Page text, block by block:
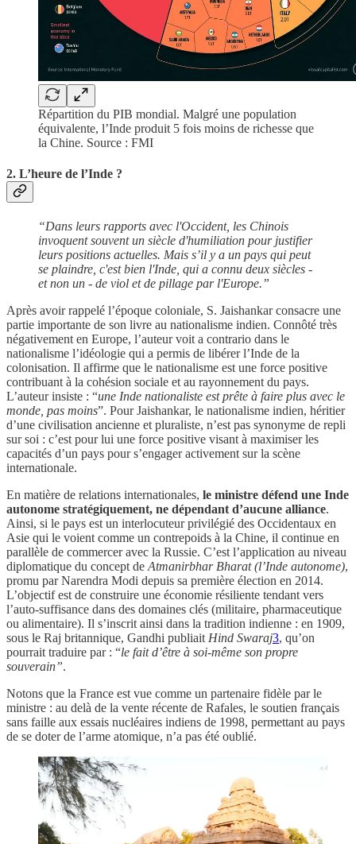
Répartition du PIB mondial. Malgré une population
équivalente, l’Inde produit 5 fois moins de richesse que
la Chine. Source : FMI
2. L’heure de l’Inde ?
“Dans leurs rapports avec l'Occident, les Chinois
invoquent souvent un siècle d'humiliation pour justifier
leurs positions actuelles. Mais s’il y a un pays qui peut
se plaindre, c'est bien l'Inde, qui a connu deux siècles -
et non un - de viol et de pillage par l'Europe.”
Après avoir rappelé l’époque coloniale, S. Jaishankar consacre une
partie importante de son livre au nationalisme indien. Connôté très
négativement en Europe, l’auteur voit a contrario dans le
nationalisme l’idéologie qui a permis de libérer l’Inde de la
colonisation. Il affirme que le nationalisme est une force positive
contribuant à la cohésion sociale et au rayonnement du pays.
L’auteur insiste : “une Inde nationaliste est prête à faire plus avec le
monde, pas moins”. Pour Jaishankar, le nationalisme indien, héritier
d’une civilisation ancienne et pluraliste, n’est pas synonyme de repli
sur soi : c’est pour lui une force positive visant à maximiser les
capacités d’un pays pour s’engager activement sur la scène
internationale.
En matière de relations internationales, le ministre défend une Inde
autonome stratégiquement, ne dépendant d’aucune alliance.
Ainsi, si le pays est un interlocuteur privilégié des Occidentaux en
Asie qui le voient comme un contrepoids à la Chine, il continue en
parallèle de commercer avec la Russie. C’est l’application au niveau
diplomatique du concept de Atmanirbhar Bharat (l’Inde autonome),
promu par Narendra Modi depuis sa première élection en 2014.
L’objectif est de construire une économie résiliente tendant vers
l’auto-suffisance dans des domaines clés (militaire, pharmaceutique
ou alimentaire). Il s’inscrit ainsi dans la tradition indienne : en 1909,
sous le Raj britannique, Gandhi publiait Hind Swaraj3, qu’on
pourrait traduire par : “le fait d’être à soi-même son propre
souverain”.
Notons que la France est vue comme un partenaire fidèle par le
ministre : au delà de la vente récente de Rafales, le soutien français
sans faille aux essais nucléaires indiens de 1998, permettant au pays
de se doter de l’arme atomique, n’a pas été oublié.